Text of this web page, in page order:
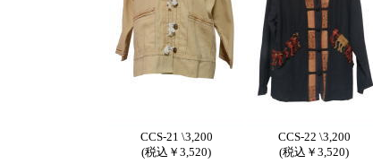
CCS-21 \3,200
(税込￥3,520)
CCS-22 \3,200
(税込￥3,520)